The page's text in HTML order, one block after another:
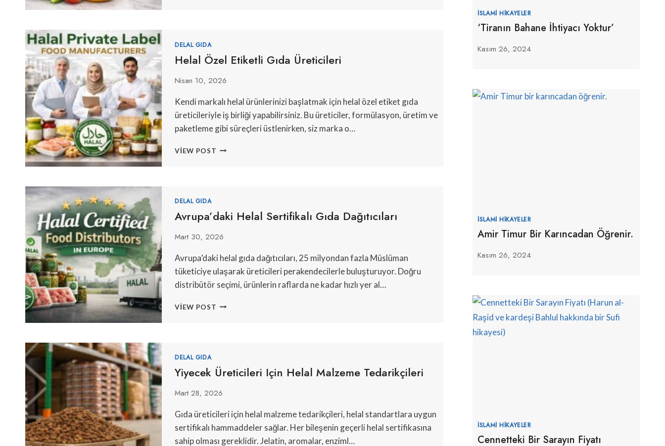
DELAL GIDA
Helal Özel Etiketli Gıda Üreticileri
Nisan 10, 2026
Kendi markalı helal ürünlerinizi başlatmak için helal özel etiket gıda
üreticileriyle iş birliği yapabilirsiniz. Bu üreticiler, formülasyon, üretim ve
paketleme gibi süreçleri üstlenirken, siz marka o…
VIEW POST HELAL
DELAL GIDA
Avrupa’daki Helal Sertifikalı Gıda Dağıtıcıları
Mart 30, 2026
Avrupa’daki helal gıda dağıtıcıları, 25 milyondan fazla Müslüman
tüketiciye ulaşarak üreticileri perakendecilerle buluşturuyor. Doğru
distribütör seçimi, ürünlerin raflarda ne kadar hızlı yer al…
VIEW POST AVRUPA’DAKI
DELAL GIDA
Yiyecek Üreticileri Için Helal Malzeme Tedarikçileri
Mart 28, 2026
Gıda üreticileri için helal malzeme tedarikçileri, helal standartlara uygun
sertifikalı hammaddeler sağlar. Her bileşenin geçerli helal sertifikasına
sahip olması gereklidir. Jelatin, aromalar, enziml…
İSLAMI HIKAYELER
‘Tiranın Bahane İhtiyacı Yoktur’
Kasım 26, 2024
İSLAMI HIKAYELER
Amir Timur Bir Karıncadan Öğrenir.
Kasım 26, 2024
İSLAMI HIKAYELER
Cennetteki Bir Sarayın Fiyatı